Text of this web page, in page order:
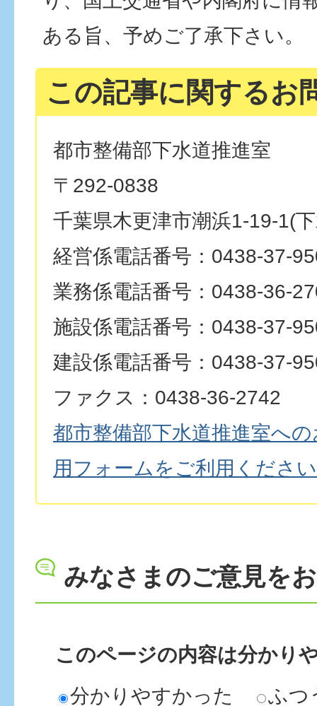
ある旨、予めご了承下さい。
この記事に関するお
都市整備部下水道推進室
〒292-0838
千葉県木更津市潮浜1-19-1(
経営係電話番号：0438-37-
業務係電話番号：0438-36-
施設係電話番号：0438-37-
建設係電話番号：0438-37-
ファクス：0438-36-2742
都市整備部下水道推進室へ
用フォームをご利用くださ
みなさまのご意見を
このページの内容は分かり
分かりやすかった
ふつ